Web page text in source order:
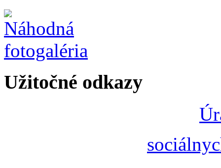
Užitočné odkazy